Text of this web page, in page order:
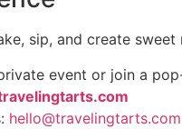
sip, and create sweet
event or join a
hello@travelingtarts.com